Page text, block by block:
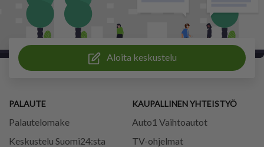
Aloita keskustelu
PALAUTE
Palautelomake
Keskustelu Suomi24:sta
KAUPALLINEN YHTEISTYÖ
Auto1 Vaihtoautot
TV-ohjelmat